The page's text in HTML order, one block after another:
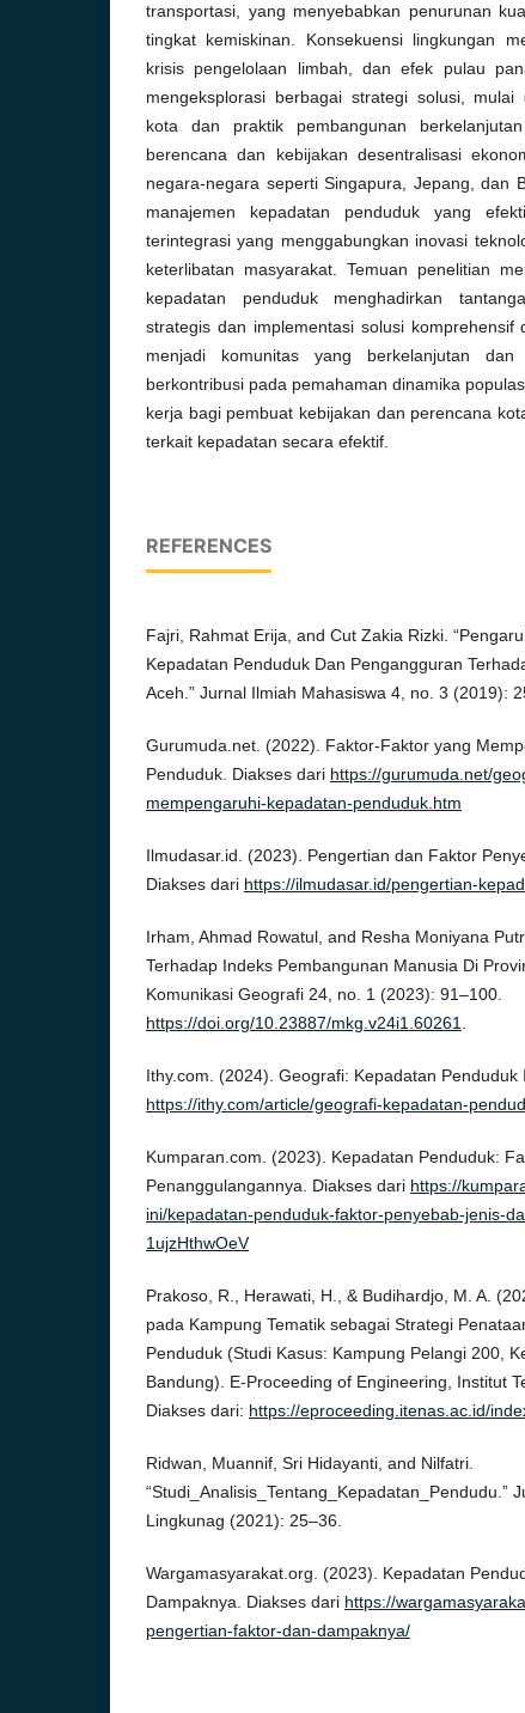
transportasi, yang menyebabkan penurunan
tingkat kemiskinan. Konsekuensi lingkungan
krisis pengelolaan limbah, dan efek pulau
mengeksplorasi berbagai strategi solusi,
kota dan praktik pembangunan
berencana dan kebijakan desentralisasi
negara-negara seperti Singapura, Jepang, dan
manajemen kepadatan penduduk yang
terintegrasi yang menggabungkan inovasi
keterlibatan masyarakat. Temuan penelitian
kepadatan penduduk menghadirkan
strategis dan implementasi solusi
menjadi komunitas yang berkelanjutan
berkontribusi pada pemahaman dinamika
kerja bagi pembuat kebijakan dan perencana
terkait kepadatan secara efektif.
REFERENCES
Fajri, Rahmat Erija, and Cut Zakia Rizki.
Kepadatan Penduduk Dan Pengangguran
Aceh.” Jurnal Ilmiah Mahasiswa 4, no. 3 (2019):
Gurumuda.net. (2022). Faktor-Faktor yang
Penduduk. Diakses dari https://gurumuda.net/
mempengaruhi-kepadatan-penduduk.htm
Ilmudasar.id. (2023). Pengertian dan Faktor
Diakses dari https://ilmudasar.id/pengertian-
Irham, Ahmad Rowatul, and Resha Moniyana
Terhadap Indeks Pembangunan Manusia Di
Komunikasi Geografi 24, no. 1 (2023): 91–100.
https://doi.org/10.23887/mkg.v24i1.60261
Ithy.com. (2024). Geografi: Kepadatan
https://ithy.com/article/geografi-kepadatan-
Kumparan.com. (2023). Kepadatan Penduduk:
Penanggulangannya. Diakses dari https://
ini/kepadatan-penduduk-faktor-penyebab-jenis-
1ujzHthwOeV
Prakoso, R., Herawati, H., & Budihardjo, M. A.
pada Kampung Tematik sebagai Strategi
Penduduk (Studi Kasus: Kampung Pelangi 200,
Bandung). E-Proceeding of Engineering, Institut
Diakses dari: https://eproceeding.itenas.ac.id/
Ridwan, Muannif, Sri Hidayanti, and Nilfatri.
“Studi_Analisis_Tentang_Kepadatan_Pendudu.”
Lingkunag (2021): 25–36.
Wargamasyarakat.org. (2023). Kepadatan
Dampaknya. Diakses dari https://
pengertian-faktor-dan-dampaknya/